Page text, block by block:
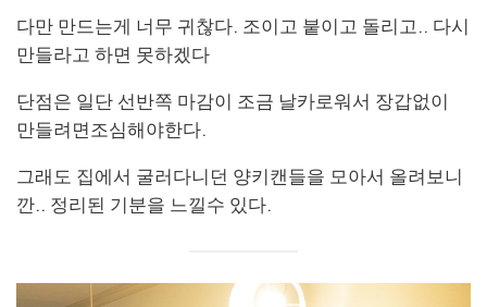
다만 만드는게 너무 귀찮다. 조이고 붙이고 돌리고.. 다시
만들라고 하면 못하겠다
단점은 일단 선반쪽 마감이 조금 날카로워서 장갑없이
만들려면조심해야한다.
그래도 집에서 굴러다니던 양키캔들을 모아서 올려보니
깐.. 정리된 기분을 느낄수 있다.